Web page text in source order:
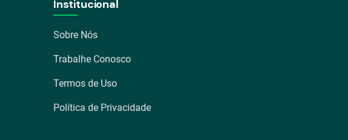
Institucional
Sobre Nós
Trabalhe Conosco
Termos de Uso
Política de Privacidade